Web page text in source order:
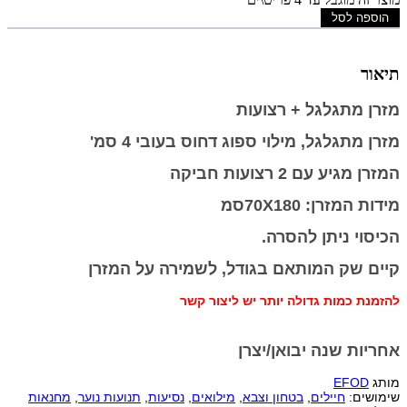
הוספה לסל
תיאור
מזרן מתגלגל + רצועות
מזרן מתגלגל, מילוי ספוג דחוס בעובי 4 סמ'
המזרן מגיע עם 2 רצועות חביקה
מידות המזרן: 70X180סמ
הכיסוי ניתן להסרה.
קיים שק המותאם בגודל, לשמירה על המזרן
להזמנת כמות גדולה יותר יש ליצור קשר
אחריות שנה יבואן/יצרן
מותג EFOD
שימושים: חיילים, בטחון וצבא, מילואים, נסיעות, תנועות נוער, מחנאות